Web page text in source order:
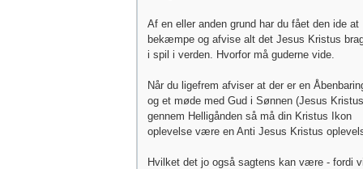
Af en eller anden grund har du fået den ide at
bekæmpe og afvise alt det Jesus Kristus
i spil i verden. Hvorfor må guderne vide.
Når du ligefrem afviser at der er en
og et møde med Gud i Sønnen (Jesus
gennem Helligånden så må din Kristus Ikon
oplevelse være en Anti Jesus Kristus
Hvilket det jo også sagtens kan være - fordi